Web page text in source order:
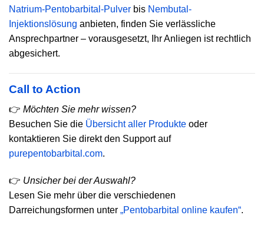
Natrium-Pentobarbital-Pulver bis Nembutal-
Injektionslösung anbieten, finden Sie verlässliche
Ansprechpartner – vorausgesetzt, Ihr Anliegen ist rechtlich
abgesichert.
Call to Action
👉 Möchten Sie mehr wissen?
Besuchen Sie die Übersicht aller Produkte oder
kontaktieren Sie direkt den Support auf
purepentobarbital.com.
👉 Unsicher bei der Auswahl?
Lesen Sie mehr über die verschiedenen
Darreichungsformen unter „Pentobarbital online kaufen“.